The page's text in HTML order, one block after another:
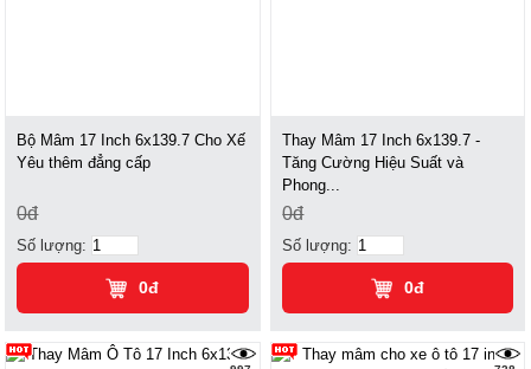
Bộ Mâm 17 Inch 6x139.7 Cho Xế
Yêu thêm đẳng cấp
0đ
Số lượng:
0đ
Thay Mâm 17 Inch 6x139.7 -
Tăng Cường Hiệu Suất và
Phong...
0đ
Số lượng:
0đ